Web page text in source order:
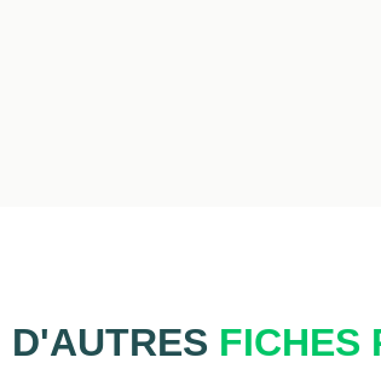
D'AUTRES FICHES